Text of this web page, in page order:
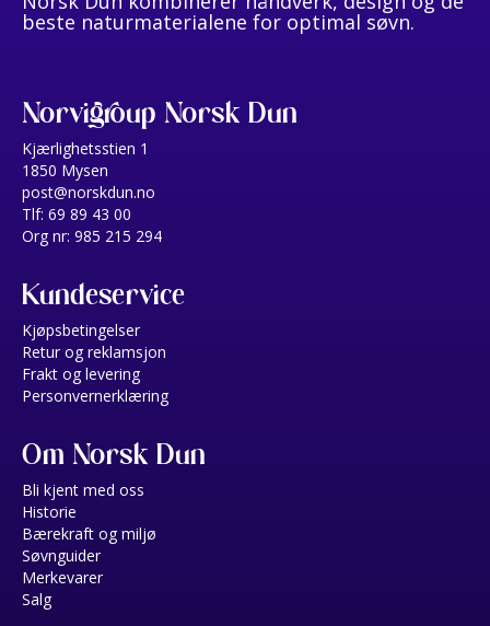
beste naturmaterialene for optimal søvn.
Norvigroup Norsk Dun
Kjærlighetsstien 1
1850 Mysen
post@norskdun.no
Tlf: 69 89 43 00
Org nr: 985 215 294
Kundeservice
Kjøpsbetingelser
Retur og reklamsjon
Frakt og levering
Personvernerklæring
Om Norsk Dun
Bli kjent med oss
Historie
Bærekraft og miljø
Søvnguider
Merkevarer
Salg